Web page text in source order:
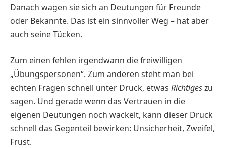
Danach wagen sie sich an Deutungen für Freunde
oder Bekannte. Das ist ein sinnvoller Weg – hat aber
auch seine Tücken.
Zum einen fehlen irgendwann die freiwilligen
„Übungspersonen“. Zum anderen steht man bei
echten Fragen schnell unter Druck, etwas Richtigeszu
sagen. Und gerade wenn das Vertrauen in die
eigenen Deutungen noch wackelt, kann dieser Druck
schnell das Gegenteil bewirken: Unsicherheit, Zweifel,
Frust.